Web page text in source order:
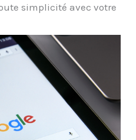
simplicité avec votre